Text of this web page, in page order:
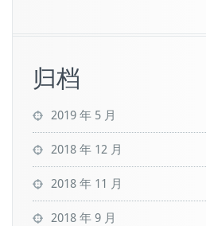
归档
2019 年 5 月
2018 年 12 月
2018 年 11 月
2018 年 9 月